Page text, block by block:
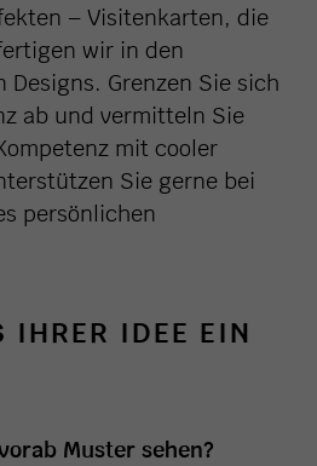
– Visitenkarten, die
wir in den
Grenzen Sie sich
ab und vermitteln Sie
mit cooler
Sie gerne bei
persönlichen
IHRER IDEE EIN
Muster sehen?